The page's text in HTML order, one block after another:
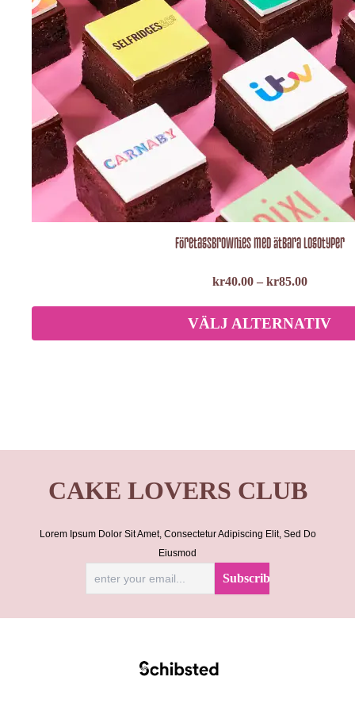
Företagsbrownies med ätbara logotyper
kr40.00 – kr85.00
VÄLJ ALTERNATIV
CAKE LOVERS CLUB
Lorem Ipsum Dolor Sit Amet, Consectetur Adipiscing Elit, Sed Do
Eiusmod